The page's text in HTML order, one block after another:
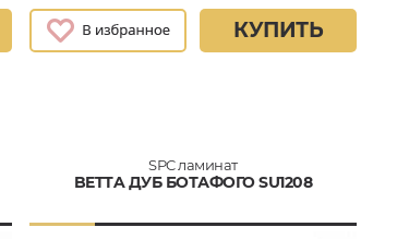
КУПИТЬ
SPC ламинат
BETTA ДУБ БОТАФОГО SU1208